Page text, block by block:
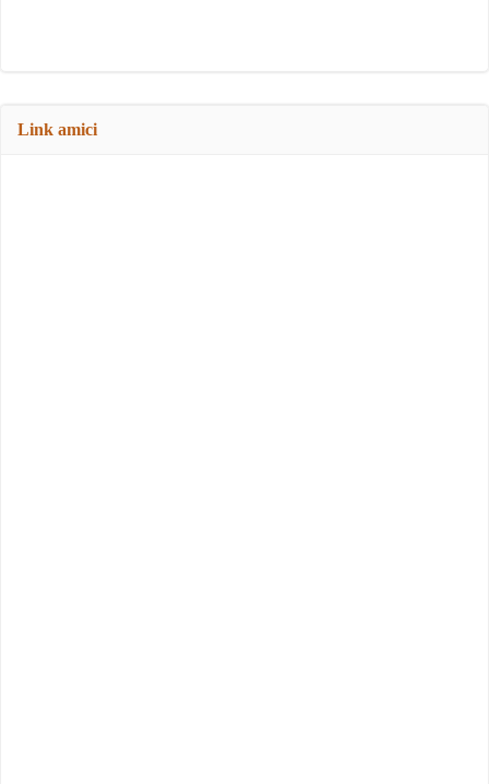
Link amici